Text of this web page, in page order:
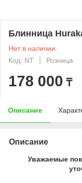
Блинница
Нет в наличии
Код: NT
Розница
178 000 ₸
Описание
Описание
Уважаемые